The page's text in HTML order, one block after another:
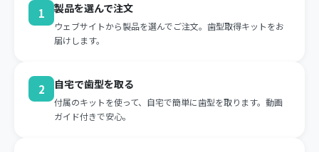
1 製品を選んで注文
ウェブサイトから製品を選んでご注文。歯型取得キットをお
届けします。
2 自宅で歯型を取る
付属のキットを使って、自宅で簡単に歯型を取ります。動画
ガイド付きで安心。